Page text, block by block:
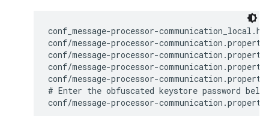
conf_message-processor-
conf/message-processor-
conf/message-processor-
conf/message-processor-
conf/message-processor-
# Enter the obfuscated keystore password
conf/message-processor-